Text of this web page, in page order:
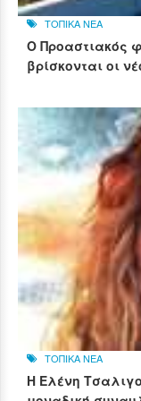
ΤΟΠΙΚΑ ΝΕΑ
Ο Προαστιακός
βρίσκονται οι
ΤΟΠΙΚΑ ΝΕΑ
Η Ελένη